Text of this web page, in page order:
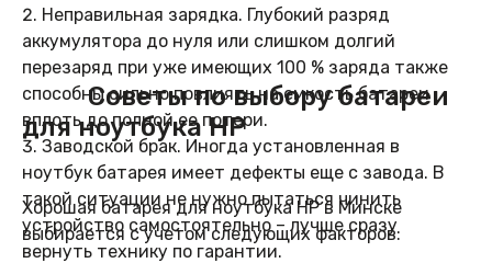
Неправильная зарядка. Глубокий разряд
аккумулятора до нуля или слишком долгий
перезаряд при уже имеющих 100 % заряда также
способны сильно повлиять на емкость батареи
вплоть до полной ее потери.
Заводской брак. Иногда установленная в
ноутбук батарея имеет дефекты еще с завода. В
такой ситуации не нужно пытаться чинить
устройство самостоятельно – лучше сразу
вернуть технику по гарантии.
Советы по выбору батареи
для ноутбука HP
Хорошая батарея для ноутбука HP в Минске
выбирается с учетом следующих факторов: